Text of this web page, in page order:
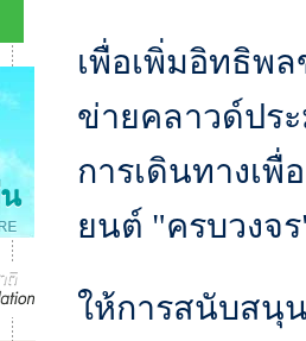
เพื่อเพิ่มอิทธิพล
ข่ายคลาวด์ปร
การเดินทางเ
ยนต์ "ครบวงจ
ให้การสนับสนุ